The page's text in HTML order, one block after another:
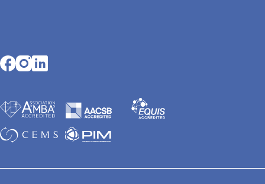
Opens in a new tab
Opens in a new tab
Opens in a new tab